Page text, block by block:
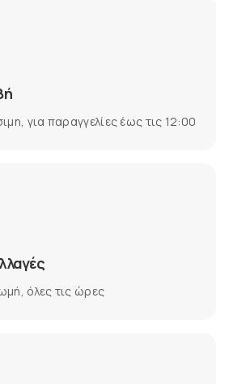
για παραγγελίες έως τις 12:00
όλες τις ώρες